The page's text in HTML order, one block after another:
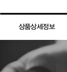
상품상세정보